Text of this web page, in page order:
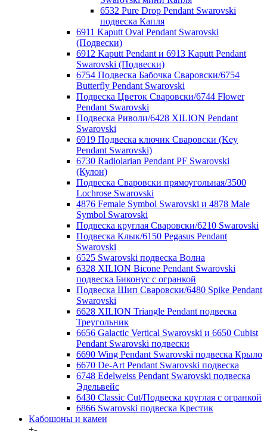
6532 Pure Drop Pendant Swarovski
подвеска Капля
6911 Kaputt Oval Pendant Swarovski
(Подвески)
6912 Kaputt Pendant и 6913 Kaputt Pendant
Swarovski (Подвески)
6754 Подвеска Бабочка Сваровски/6754
Butterfly Pendant Swarovski
Подвеска Цветок Сваровски/6744 Flower
Pendant Swarovski
Подвеска Риволи/6428 XILION Pendant
Swarovski
6919 Подвеска ключик Сваровски (Key
Pendant Swarovski)
6730 Radiolarian Pendant PF Swarovski
(Кулон)
Подвеска Сваровски прямоугольная/3500
Lochrose Swarovski
4876 Female Symbol Swarovski и 4878 Male
Symbol Swarovski
Подвеска круглая Сваровски/6210 Swarovski
Подвеска Клык/6150 Pegasus Pendant
Swarovski
6525 Swarovski подвеска Волна
6328 XILION Bicone Pendant Swarovski
подвеска Биконус c огранкой
Подвеска Шип Сваровски/6480 Spike Pendant
Swarovski
6628 XILION Triangle Pendant подвеска
Треугольник
6656 Galactic Vertical Swarovski и 6650 Cubist
Pendant Swarovski подвески
6690 Wing Pendant Swarovski подвеска Крыло
6670 De-Art Pendant Swarovski подвеска
6748 Edelweiss Pendant Swarovski подвеска
Эдельвейс
6430 Classic Cut/Подвеска круглая с огранкой
6866 Swarovski подвеска Крестик
Кабошоны и камеи